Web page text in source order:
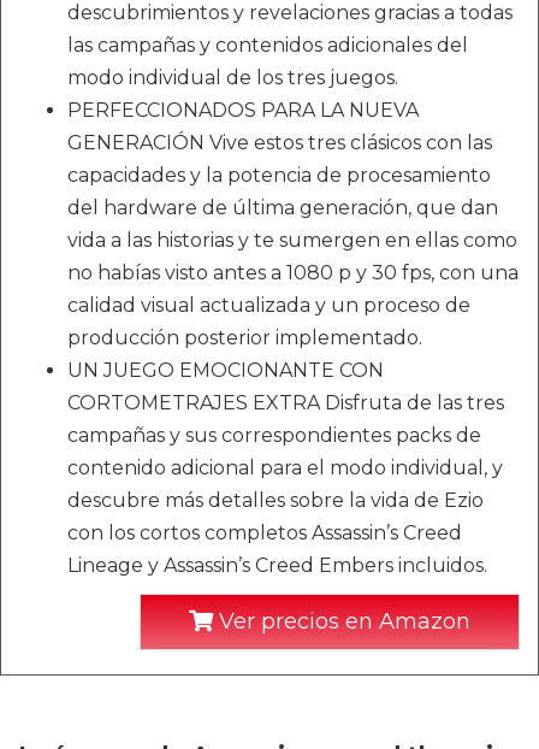
descubrimientos y revelaciones gracias a todas
las campañas y contenidos adicionales del
modo individual de los tres juegos.
PERFECCIONADOS PARA LA NUEVA
GENERACIÓN Vive estos tres clásicos con las
capacidades y la potencia de procesamiento
del hardware de última generación, que dan
vida a las historias y te sumergen en ellas como
no habías visto antes a 1080 p y 30 fps, con una
calidad visual actualizada y un proceso de
producción posterior implementado.
UN JUEGO EMOCIONANTE CON
CORTOMETRAJES EXTRA Disfruta de las tres
campañas y sus correspondientes packs de
contenido adicional para el modo individual, y
descubre más detalles sobre la vida de Ezio
con los cortos completos Assassin’s Creed
Lineage y Assassin’s Creed Embers incluidos.
Ver precios en Amazon